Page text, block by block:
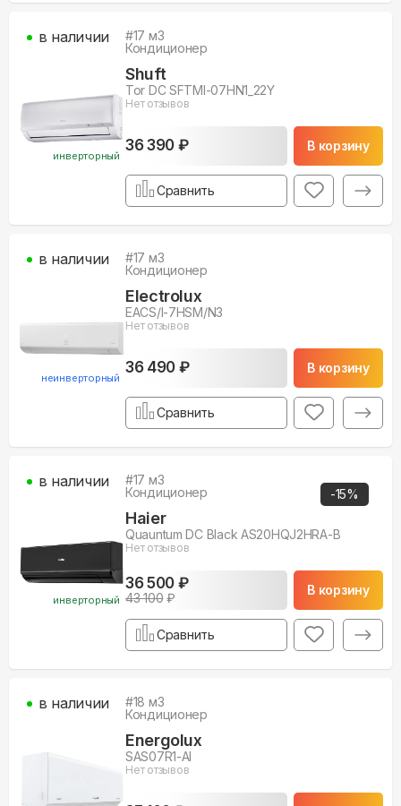
инверторный
#17 м3
Кондиционер
Shuft
Tor DC SFTMI-07HN1_22Y
Нет отзывов
36 390 ₽ В корзину
в наличии
Сравнить
неинверторный
#17 м3
Кондиционер
Electrolux
EACS/I-7HSM/N3
Нет отзывов
36 490 ₽ В корзину
в наличии
Сравнить
-15%
инверторный
#17 м3
Кондиционер
Haier
Quauntum DC Black AS20HQJ2HRA-B
Нет отзывов
36 500 ₽
43 100₽
В корзину
в наличии
Сравнить
#18 м3
Кондиционер
Energolux
SAS07R1-AI
Нет отзывов
в наличии